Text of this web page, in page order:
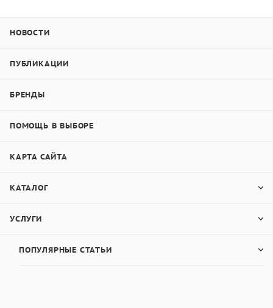
НОВОСТИ
ПУБЛИКАЦИИ
БРЕНДЫ
ПОМОЩЬ В ВЫБОРЕ
КАРТА САЙТА
КАТАЛОГ
УСЛУГИ
ПОПУЛЯРНЫЕ СТАТЬИ